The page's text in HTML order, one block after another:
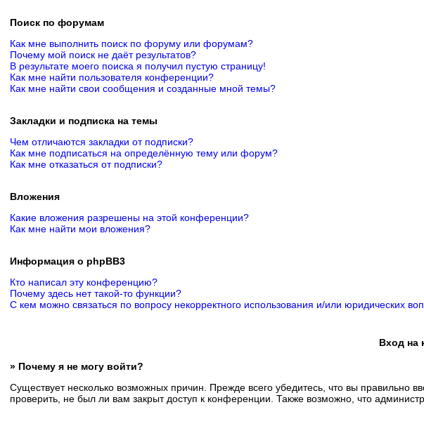
Поиск по форумам
Как мне выполнить поиск по форуму или форумам?
Почему мой поиск не даёт результатов?
В результате моего поиска я получил пустую страницу!
Как мне найти пользователя конференции?
Как мне найти свои сообщения и созданные мной темы?
Закладки и подписка на темы
Чем отличаются закладки от подписки?
Как мне подписаться на определённую тему или форум?
Как мне отказаться от подписки?
Вложения
Какие вложения разрешены на этой конференции?
Как мне найти мои вложения?
Информация о phpBB3
Кто написал эту конференцию?
Почему здесь нет такой-то функции?
С кем можно связаться по вопросу некорректного использования и/или юридических
Вход на
» Почему я не могу войти?
Существует несколько возможных причин. Прежде всего убедитесь, что вы правильно
проверить, не был ли вам закрыт доступ к конференции. Также возможно, что